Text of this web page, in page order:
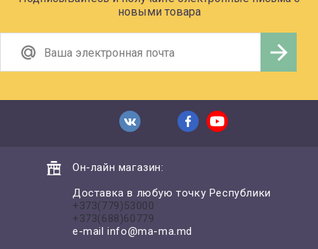
новыми товара
Он-лайн магазин:
Доставка в любую точку Республики
+373(779)53000
+373(688)60779
e-mailinfo@ma-ma.md